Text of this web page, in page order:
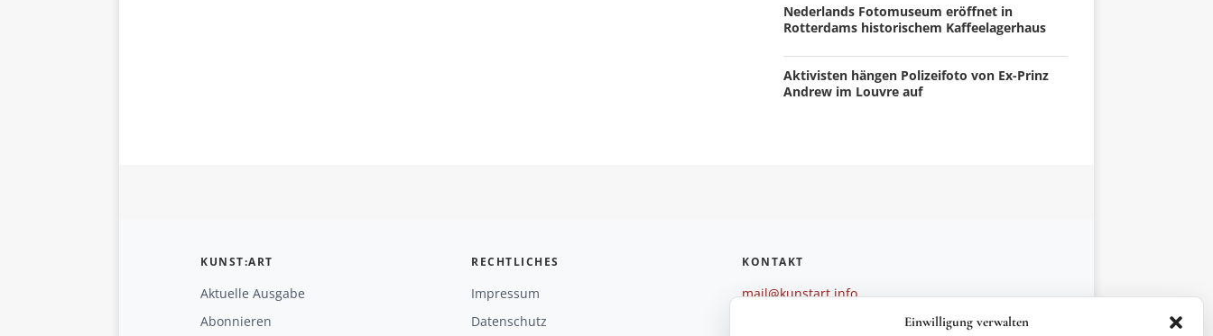
Einwilligung verwalten
Nederlands Fotomuseum eröffnet in
Rotterdams historischem Kaffeelagerhaus
Aktivisten hängen Polizeifoto von Ex-Prinz
Andrew im Louvre auf
KUNST:ART
Aktuelle Ausgabe
Abonnieren
RECHTLICHES
Impressum
Datenschutz
KONTAKT
mail@kunstart.info